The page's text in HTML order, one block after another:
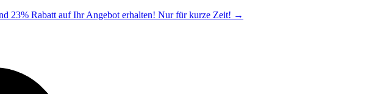
23% Rabatt auf Ihr Angebot erhalten! Nur für kurze Zeit! →